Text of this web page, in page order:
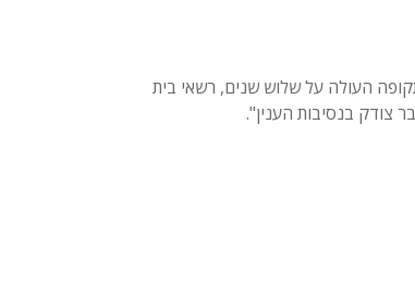
העולה על שלוש שנים, רשאי בית
צודק בנסיבות הענין".